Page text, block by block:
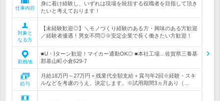
仕事内容
身に着け経験し、いずれは現場を統括する役職者を目指して頂き
たいと考えております！
対象と
なる方
【未経験歓迎◎】＼モノづくり経験のある方・興味のある方歓迎
／経験者優遇！男女不問◎※安定企業で長く働きたい方歓迎！
勤務地
■U・Iターン歓迎！マイカー通勤OK◎ ■本社工場…佐賀県三養基
郡基山町小倉629-7
給与
月給18万円～27万円＋残業代全額支給＋賞与年2回※経験・スキ
ルなどを考慮のうえ、決定します。※試用期間3ヵ月あり（…